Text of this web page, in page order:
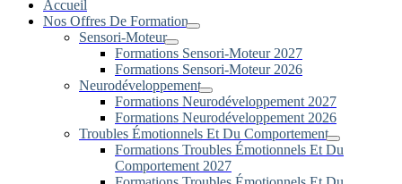
Accueil
Nos Offres De Formation
Sensori-Moteur
Formations Sensori-Moteur 2027
Formations Sensori-Moteur 2026
Neurodéveloppement
Formations Neurodéveloppement 2027
Formations Neurodéveloppement 2026
Troubles Émotionnels Et Du Comportement
Formations Troubles Émotionnels Et Du
Comportement 2027